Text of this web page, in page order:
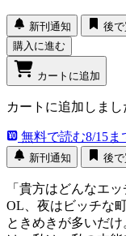
新刊通知
後で
購入に進む
カートに追加
カートに追加しまし
無料で読む8/15ま
新刊通知 後で
「貴方はどんなエ
OL、夜はビッチな
ときめきが多いだ